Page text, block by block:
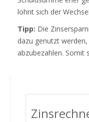
lohnt sich der
Tipp: Die
dazu genutzt
abzubezahlen. Somit